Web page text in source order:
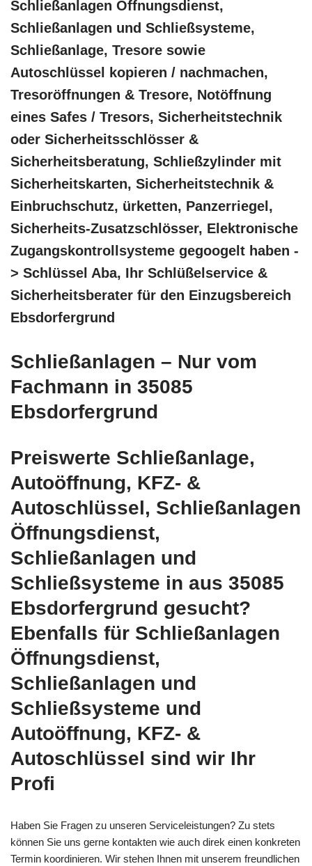
Schließanlagen Öffnungsdienst,
Schließanlagen und Schließsysteme,
Schließanlage, Tresore sowie
Autoschlüssel kopieren / nachmachen,
Tresoröffnungen & Tresore, Notöffnung
eines Safes / Tresors, Sicherheitstechnik
oder Sicherheitsschlösser &
Sicherheitsberatung, Schließzylinder mit
Sicherheitskarten, Sicherheitstechnik &
Einbruchschutz, ürketten, Panzerriegel,
Sicherheits-Zusatzschlösser, Elektronische
Zugangskontrollsysteme gegoogelt haben -
> Schlüssel Aba, Ihr Schlüßelservice &
Sicherheitsberater für den Einzugsbereich
Ebsdorfergrund
Schließanlagen – Nur vom
Fachmann in 35085
Ebsdorfergrund
Preiswerte Schließanlage,
Autoöffnung, KFZ- &
Autoschlüssel, Schließanlagen
Öffnungsdienst,
Schließanlagen und
Schließsysteme in aus 35085
Ebsdorfergrund gesucht?
Ebenfalls für Schließanlagen
Öffnungsdienst,
Schließanlagen und
Schließsysteme und
Autoöffnung, KFZ- &
Autoschlüssel sind wir Ihr
Profi
Haben Sie Fragen zu unseren Serviceleistungen? Zu stets
können Sie uns gerne kontakten wie auch direk einen konkreten
Termin koordinieren. Wir stehen Ihnen mit unserem freundlichen